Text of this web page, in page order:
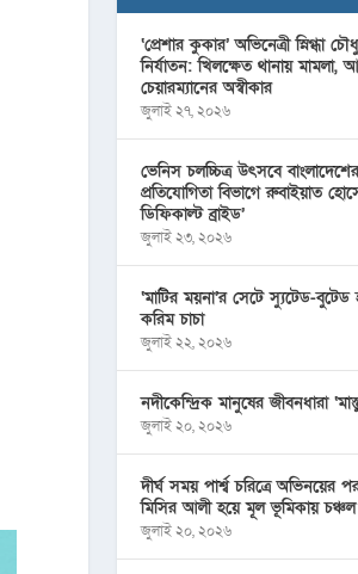
‘প্রেশার কুকার’ অভিনেত্রী স্নিগ্ধা
নির্যাতন: খিলক্ষেত থানায় মামলা,
চেয়ারম্যানের অস্বীকার
জুলাই ২৭, ২০২৬
ভেনিস চলচ্চিত্র উৎসবে
প্রতিযোগিতা বিভাগে রুবাইয়াত
ডিফিকাল্ট ব্রাইড’
জুলাই ২৩, ২০২৬
‘মাটির ময়না’র সেটে স্যুটেড-
করিম চাচা
জুলাই ২২, ২০২৬
নদীকেন্দ্রিক মানুষের জীবনধারা
জুলাই ২০, ২০২৬
দীর্ঘ সময় পার্শ্ব চরিত্রে অভিনয়ের
মিসির আলী হয়ে মূল ভূমিকায়
জুলাই ২০, ২০২৬